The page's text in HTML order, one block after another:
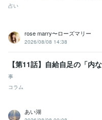
占い
rose marry〜ローズマリー
2026/08/08 14:38
【第11話】自給自足の「内
事
コラム
あい湖